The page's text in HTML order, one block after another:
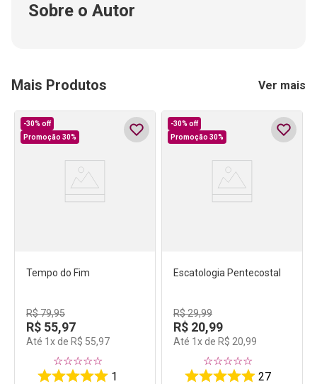
Sobre o Autor
Mais Produtos Ver mais
-30% off
Promoção 30%
Tempo do Fim
R$79,95
R$ 55,97
Até 1 x de R$ 55,97
☆☆☆☆☆
1
-30% off
Promoção 30%
Escatologia Pentecostal
R$29,99
R$ 20,99
Até 1 x de R$ 20,99
☆☆☆☆☆
27